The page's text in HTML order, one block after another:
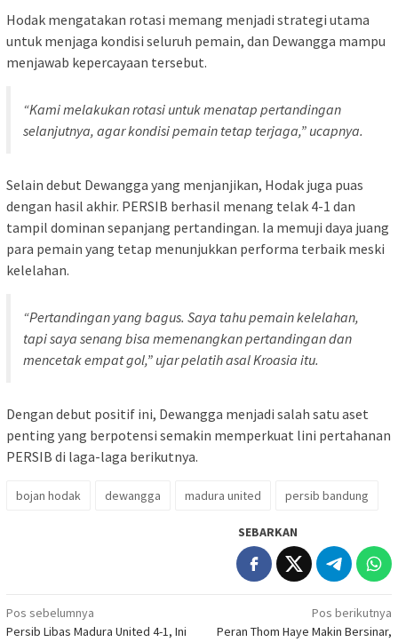
Hodak mengatakan rotasi memang menjadi strategi utama
untuk menjaga kondisi seluruh pemain, dan Dewangga mampu
menjawab kepercayaan tersebut.
“Kami melakukan rotasi untuk menatap pertandingan
selanjutnya, agar kondisi pemain tetap terjaga,” ucapnya.
Selain debut Dewangga yang menjanjikan, Hodak juga puas
dengan hasil akhir. PERSIB berhasil menang telak 4-1 dan
tampil dominan sepanjang pertandingan. Ia memuji daya juang
para pemain yang tetap menunjukkan performa terbaik meski
kelelahan.
“Pertandingan yang bagus. Saya tahu pemain kelelahan,
tapi saya senang bisa memenangkan pertandingan dan
mencetak empat gol,” ujar pelatih asal Kroasia itu.
Dengan debut positif ini, Dewangga menjadi salah satu aset
penting yang berpotensi semakin memperkuat lini pertahanan
PERSIB di laga-laga berikutnya.
bojan hodak dewangga madura united persib bandung
SEBARKAN
Navigasi
Pos sebelumnya
Persib Libas Madura United 4-1, Ini
Pos berikutnya
Peran Thom Haye Makin Bersinar,